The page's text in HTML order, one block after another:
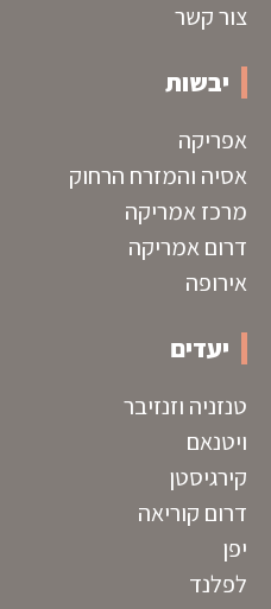
צור קשר
יבשות
אפריקה
אסיה והמזרח הרחוק
מרכז אמריקה
דרום אמריקה
אירופה
יעדים
טנזניה וזנזיבר
ויטנאם
קירגיסטן
דרום קוריאה
יפן
לפלנד